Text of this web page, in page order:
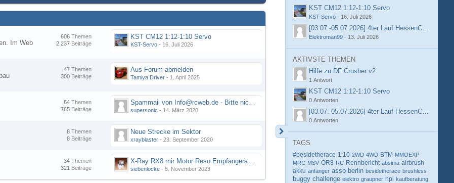
Im Web
Themen
606
Beiträge
2.237
KST CM12 1:12-1:10 Servo
KST-Servo - 16. Juli 2026
Themen
47
Beiträge
300
Aus Forum abmelden
Tamiya Driver - 1. April 2025
Themen
64
Beiträge
765
Spammail von Info@rcweb.de - Bitte nicht auf den Link klicken
supersonic - 14. März 2020
Themen
8
Beiträge
8
Neue Strecke im Sektor
xrayblaster - 23. September 2020
Themen
34
Beiträge
321
X-Ray RX8 mir Motor Reso Empfängerakku
siebenlocke - 5. November 2023
KST CM12 1:12-1:10 Servo
KST-Servo - 16. Juli 2026
[03.07.-05.07.2026] 4ter Lauf HessenCup OR8 /
Elektroman99 - 13. Juli 2026
AKTIVSTE THEMEN
Hilfe zu DF Crusher v2
1 Antwort
KST CM12 1:12-1:10 Servo
0 Antworten
[03.07.-05.07.2026] 4ter Lauf HessenCup OR8 /
0 Antworten
TAGS
#besidetherace 1:10 2WD 4WD BTM MMOEXP
MRC MSV OR8 RC Rennbericht absima airbrush
akku anfänger asso berlin besidetherace brushless
buggy challenge elektro graupner hpi kaufberatung